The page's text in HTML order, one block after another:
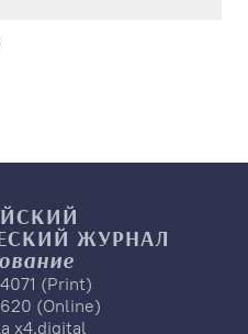
ЖУРНАЛ
(Print)
(Online)
x4.digital